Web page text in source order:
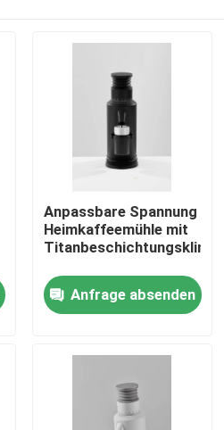
Anpassbare Spannung
Heimkaffeemühle mit
Titanbeschichtungsklinge
Anfrage absenden